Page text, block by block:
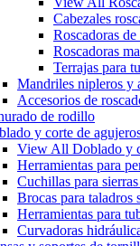
Cabezales
Roscadoras
Roscadoras
Terrajas para
Mandriles nipleros y
Accesorios de
de rodillo
y corte de
View All Doblado y
Herramientas para
Cuchillas para
Brocas para taladros
Herramientas para
Curvadoras